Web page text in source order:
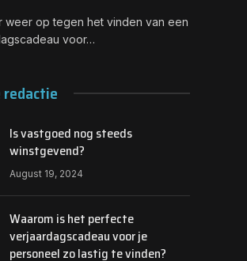
weer op tegen het vinden van een
voor…
redactie
Is vastgoed nog steeds
winstgevend?
August 19, 2024
Waarom is het perfecte
verjaardagscadeau voor je
personeel zo lastig te vinden?